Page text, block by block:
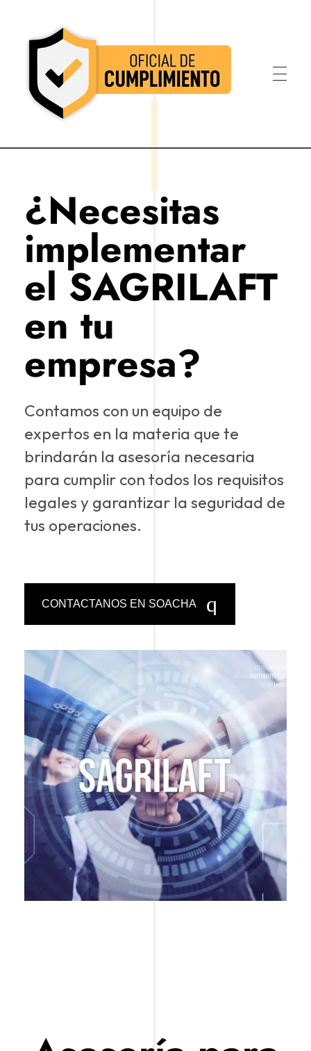
¿Necesitas
implementar
el SAGRILAFT
en tu
empresa?
Contamos con un equipo de
expertos en la materia que te
brindarán la asesoría necesaria
para cumplir con todos los requisitos
legales y garantizar la seguridad de
tus operaciones.
CONTACTANOS EN SOACHA